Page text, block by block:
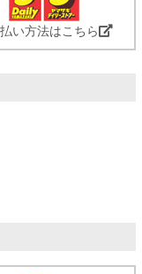
い方法はこちら